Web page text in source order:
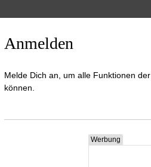
Anmelden
Melde Dich an, um alle Funktionen der
können.
Werbung